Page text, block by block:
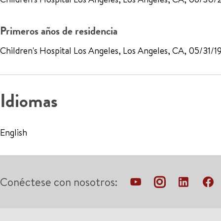
Primeros años de residencia
Children's Hospital Los Angeles, Los Angeles, CA, 05/31/
Idiomas
English
Conéctese con nosotros: